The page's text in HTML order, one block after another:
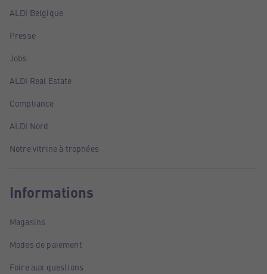
ALDI Belgique
Presse
Jobs
ALDI Real Estate
Compliance
ALDI Nord
Notre vitrine à trophées
Informations
Magasins
Modes de paiement
Foire aux questions